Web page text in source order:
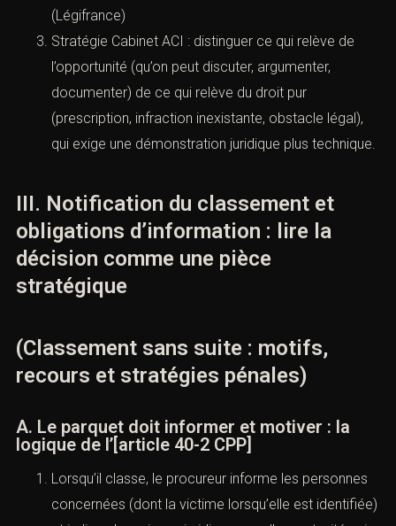
disproportion d’une poursuite, etc.
L’article 40-1 CPPs’articule aussi avec les
alternatives : rappel des obligations, orientation,
médiation, réparation, etc. Ces mesures relèvent
notamment de l’article 41-1 CPPet, pour la
composition pénale, de l’article 41-2 CPP
Stratégie Cabinet ACI : distinguer ce qui relève de
l’opportunité (qu’on peut discuter, argumenter,
documenter) de ce qui relève du droit pur
(prescription, infraction inexistante, obstacle légal),
qui exige une démonstration juridique plus
III. Notification du classement et
décision comme une pièce